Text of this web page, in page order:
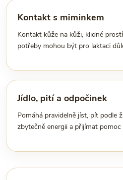
Kontakt s miminkem
Kontakt kůže na kůži, klidné
potřeby mohou být pro laktaci
Jídlo, pití a odpočinek
Pomáhá pravidelně jíst, pít podle
zbytečně energii a přijímat